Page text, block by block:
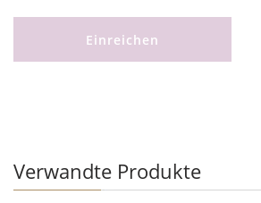
Einreichen
Verwandte Produkte